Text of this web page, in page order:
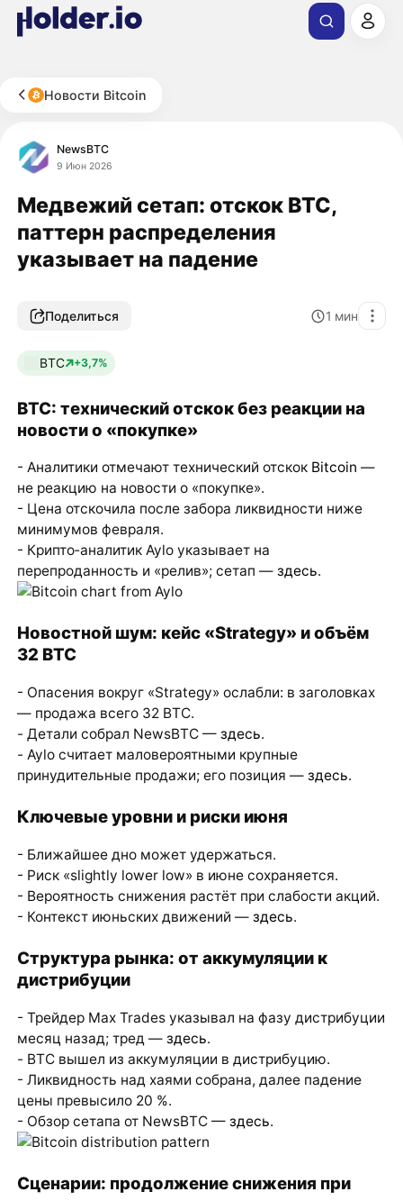
Новости Bitcoin
NewsBTC
9 Июн 2026
Медвежий сетап: отскок BTC,
паттерн распределения
указывает на падение
Поделиться 1 мин
BTC +3,7%
BTC: технический отскок без реакции на
новости о «покупке»
- Аналитики отмечают технический отскок Bitcoin —
не реакцию на новости о «покупке».
- Цена отскочила после забора ликвидности ниже
минимумов февраля.
- Крипто‑аналитик Aylo указывает на
перепроданность и «релив»; сетап — здесь.
Новостной шум: кейс «Strategy» и объём
32 BTC
- Опасения вокруг «Strategy» ослабли: в заголовках
— продажа всего 32 BTC.
- Детали собрал NewsBTC — здесь.
- Aylo считает маловероятными крупные
принудительные продажи; его позиция — здесь.
Ключевые уровни и риски июня
- Ближайшее дно может удержаться.
- Риск «slightly lower low» в июне сохраняется.
- Вероятность снижения растёт при слабости акций.
- Контекст июньских движений — здесь.
Структура рынка: от аккумуляции к
дистрибуции
- Трейдер Max Trades указывал на фазу дистрибуции
месяц назад; тред — здесь.
- BTC вышел из аккумуляции в дистрибуцию.
- Ликвидность над хаями собрана, далее падение
цены превысило 20 %.
- Обзор сетапа от NewsBTC — здесь.
Сценарии: продолжение снижения при